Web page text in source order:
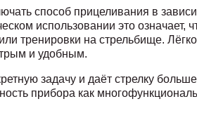
способ прицеливания в
использовании это означает,
тренировки на стрельбище.
и удобным.
задачу и даёт стрелку
прибора как